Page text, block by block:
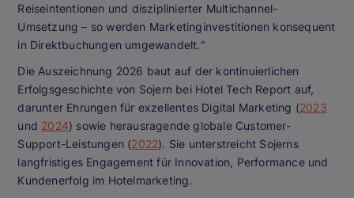
Reiseintentionen und disziplinierter Multichannel-
Umsetzung – so werden Marketinginvestitionen konsequent
in Direktbuchungen umgewandelt.“
Die Auszeichnung 2026 baut auf der kontinuierlichen
Erfolgsgeschichte von Sojern bei Hotel Tech Report auf,
darunter Ehrungen für exzellentes Digital Marketing (2023
und 2024) sowie herausragende globale Customer-
Support-Leistungen (2022). Sie unterstreicht Sojerns
langfristiges Engagement für Innovation, Performance und
Kundenerfolg im Hotelmarketing.